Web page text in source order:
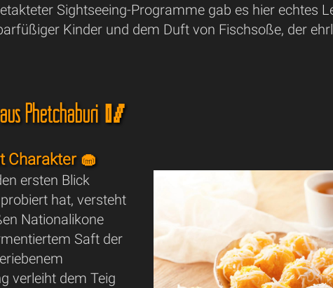
Sightseeing-Programme gab es hier echtes
Kinder und dem Duft von Fischsoße, der
Phetchaburi 🥢
Charakter 🧁
ersten Blick
hat, versteht
Nationalikone
Saft der
verleiht dem Teig